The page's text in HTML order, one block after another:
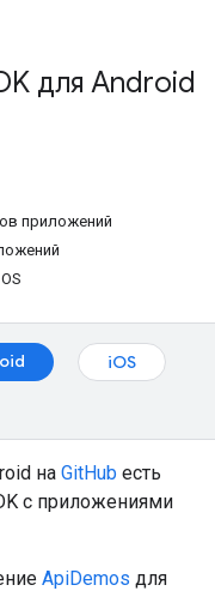
для Android
приложений
iOS
на GitHub есть
с приложениями
ApiDemos для